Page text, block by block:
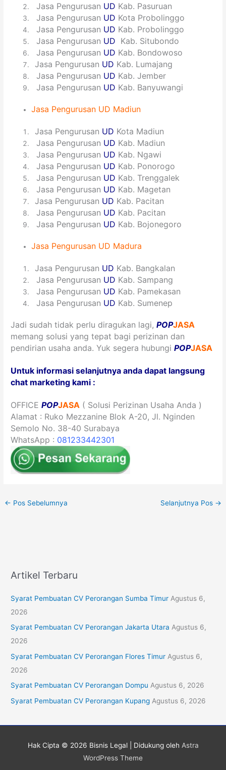
2Jasa Pengurusan UD Kab. Pasuruan
3Jasa Pengurusan UD Kota Probolinggo
4Jasa Pengurusan UD Kab. Probolinggo
5Jasa Pengurusan UD Kab. Situbondo
6Jasa Pengurusan UD Kab. Bondowoso
7Jasa Pengurusan UD Kab. Lumajang
8Jasa Pengurusan UD Kab. Jember
9Jasa Pengurusan UD Kab. Banyuwangi
Jasa Pengurusan UD Madiun
1Jasa Pengurusan UD Kota Madiun
2Jasa Pengurusan UD Kab. Madiun
3Jasa Pengurusan UD Kab. Ngawi
4Jasa Pengurusan UD Kab. Ponorogo
5Jasa Pengurusan UD Kab. Trenggalek
6Jasa Pengurusan UD Kab. Magetan
7Jasa Pengurusan UD Kab. Pacitan
8Jasa Pengurusan UD Kab. Pacitan
9Jasa Pengurusan UD Kab. Bojonegoro
Jasa Pengurusan UD Madura
1Jasa Pengurusan UD Kab. Bangkalan
2Jasa Pengurusan UD Kab. Sampang
3Jasa Pengurusan UD Kab. Pamekasan
4Jasa Pengurusan UD Kab. Sumenep
Jadi sudah tidak perlu diragukan lagi,POPJASA
memang solusi yang tepat bagi perizinan dan
pendirian usaha anda.Yuk segera hubungiPOPJASA
Untuk informasi selanjutnya anda dapat langsung
chat marketing kami :
OFFICEPOPJASA ( Solusi Perizinan Usaha Anda )
Alamat : Ruko Mezzanine Blok A-20, Jl. Nginden
Semolo No. 38-40 Surabaya
WhatsApp : 081233442301
← Pos Sebelumnya Selanjutnya Pos →
Artikel Terbaru
Syarat Pembuatan CV Perorangan Sumba Timur Agustus 6,
2026
Syarat Pembuatan CV Perorangan Jakarta Utara Agustus 6,
2026
Syarat Pembuatan CV Perorangan Flores Timur Agustus 6,
2026
Syarat Pembuatan CV Perorangan Dompu Agustus 6, 2026
Syarat Pembuatan CV Perorangan Kupang Agustus 6, 2026
Hak Cipta © 2026 Bisnis Legal| Didukung oleh Astra
WordPress Theme